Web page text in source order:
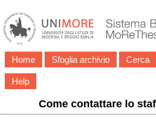
Home Sfoglia archivio Cerca
Help
Come contattare lo